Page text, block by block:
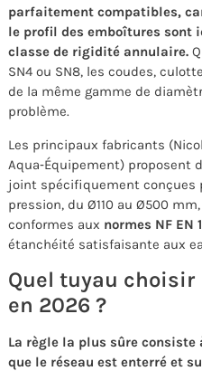
parfaitement compatibles,
le profil des emboîtures sont
classe de rigidité annulaire.
SN4 ou SN8, les coudes,
de la même gamme de
problème.
Les principaux fabricants
Aqua‑Équipement) proposent
joint spécifiquement conçues
pression, du Ø110 au Ø500
conformes aux normes NF EN
étanchéité satisfaisante aux
Quel tuyau
en 2026 ?
La règle la plus sûre consiste
que le réseau est enterré et